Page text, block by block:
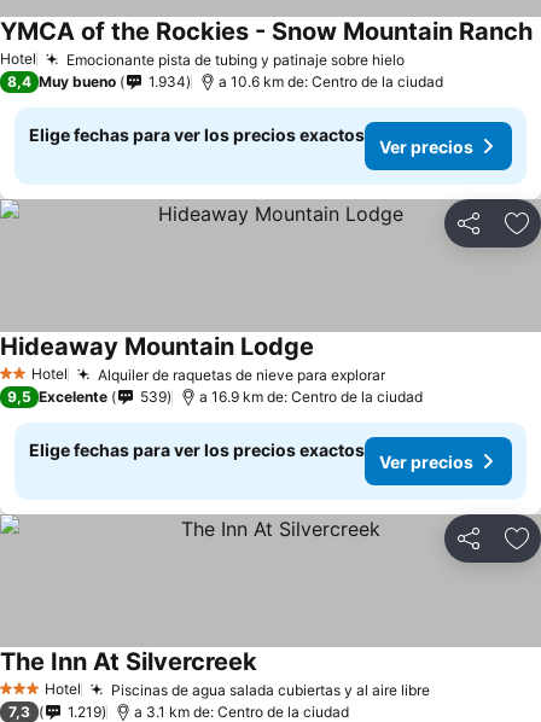
Hotel Emocionante pista de tubing y patinaje sobre hielo
YMCA of the Rockies - Snow Mountain Ranch
8,4 Muy bueno 1.934 a 10.6 km de: Centro de la ciudad
Elige fechas para ver los precios exactos
Ver precios
Compartir
2 Estrellas
Hotel Alquiler de raquetas de nieve para explorar
Hideaway Mountain Lodge
9,5 Excelente 539 a 16.9 km de: Centro de la ciudad
Elige fechas para ver los precios exactos
Ver precios
Compartir
3 Estrellas
Hotel Piscinas de agua salada cubiertas y al aire libre
The Inn At Silvercreek
7,3 1.219 a 3.1 km de: Centro de la ciudad